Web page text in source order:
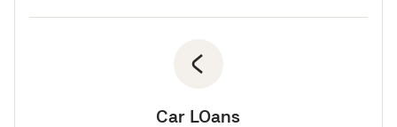
Car LOans